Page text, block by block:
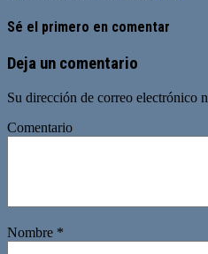
Sé el primero en comentar
Deja un comentario
Su dirección de correo electrónico
Comentario
Nombre *